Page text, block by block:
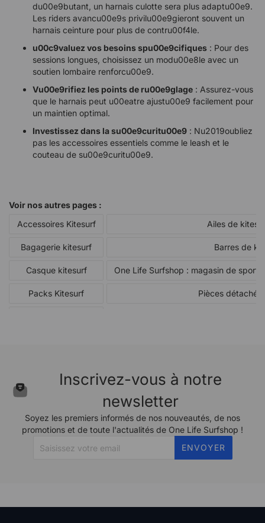
du00e9butant, un harnais culotte sera plus adaptu00e9.
Les riders avancu00e9s privilu00e9gieront souvent un
harnais ceinture pour plus de contru00f4le.
u00c9valuez vos besoins spu00e9cifiques : Pour des
sessions longues, choisissez un modu00e8le avec un
soutien lombaire renforcu00e9.
Vu00e9rifiez les points de ru00e9glage : Assurez-vous
que le harnais peut u00eatre ajustu00e9 facilement pour
un maintien optimal.
Investissez dans la su00e9curitu00e9 : Nu2019oubliez
pas les accessoires essentiels comme le leash et le
couteau de su00e9curitu00e9.
Voir nos autres pages :
Accessoires Kitesurf
Ailes de
Bagagerie kitesurf Barres de
Casque kitesurf One Life Surfshop : magasin de
Packs Kitesurf Pièces
Inscrivez-vous à notre
newsletter
Soyez les premiers informés de nos nouveautés, de nos
promotions et de toute l'actualités de One Life Surfshop !
ENVOYER